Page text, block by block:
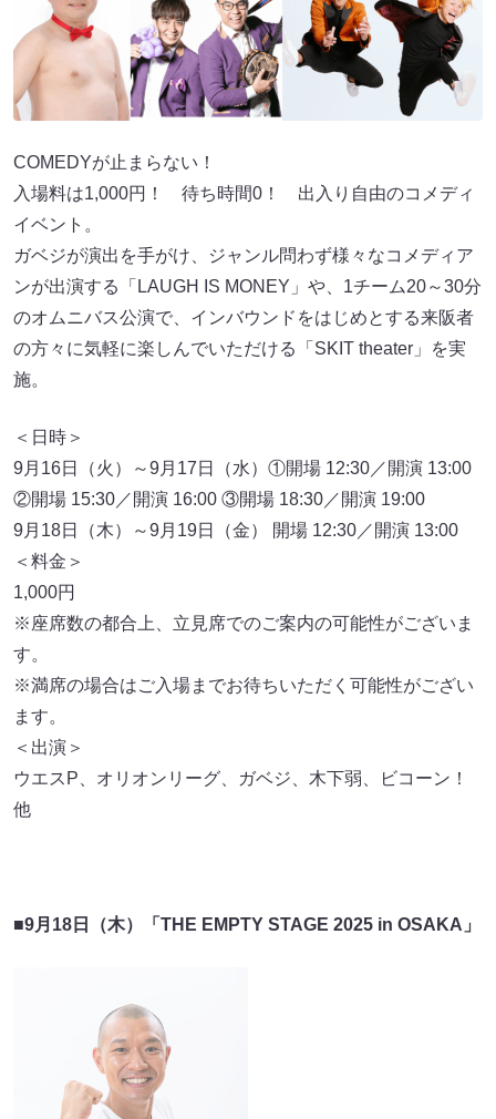
COMEDYが止まらない！
入場料は1,000円！ 待ち時間0！ 出入り自由のコメディ
イベント。
ガベジが演出を手がけ、ジャンル問わず様々なコメディア
ンが出演する「LAUGH IS MONEY」や、1チーム20～30分
のオムニバス公演で、インバウンドをはじめとする来阪者
の方々に気軽に楽しんでいただける「SKIT theater」を実
施。
＜日時＞
9月16日（火）～9月17日（水）①開場 12:30／開演 13:00
②開場 15:30／開演 16:00 ③開場 18:30／開演 19:00
9月18日（木）～9月19日（金） 開場 12:30／開演 13:00
＜料金＞
1,000円
※座席数の都合上、立見席でのご案内の可能性がございま
す。
※満席の場合はご入場までお待ちいただく可能性がござい
ます。
＜出演＞
ウエスP、オリオンリーグ、ガベジ、木下弱、ビコーン！
他
■9月18日（木）「THE EMPTY STAGE 2025 in OSAKA」